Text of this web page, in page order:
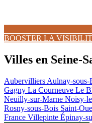
BOOSTER LA
Villes en Seine-
Aubervilliers Aulnay-sous-
Gagny La Courneuve Le
Neuilly-sur-Marne Noisy-
Rosny-sous-Bois Saint-
France Villepinte Épinay-